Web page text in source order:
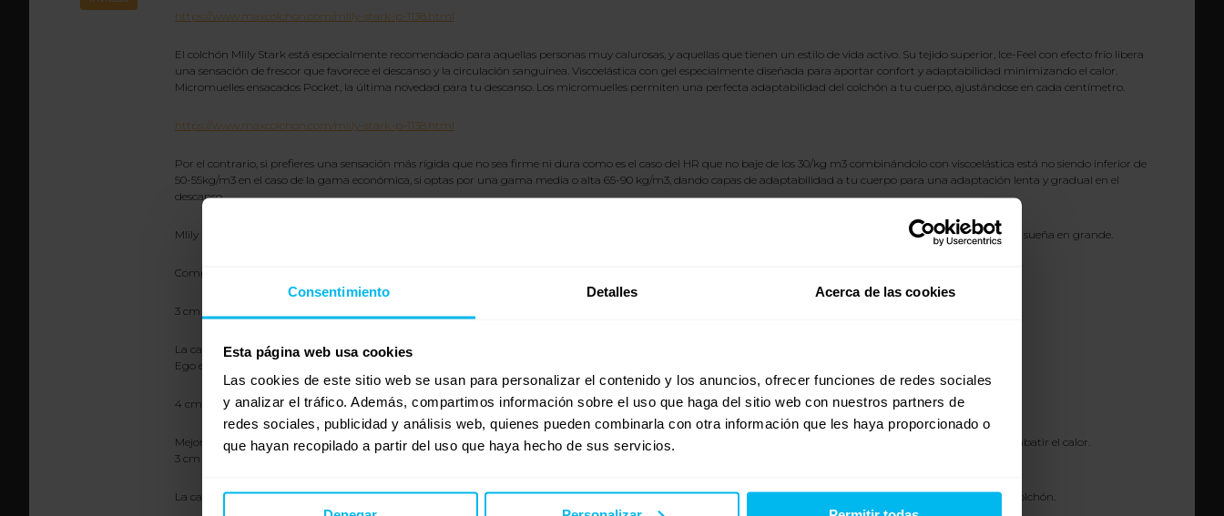
Consentimiento Detalles Acerca de las cookies
Esta página web usa cookies
Las cookies de este sitio web se usan para personalizar el contenido y los anuncios, ofrecer funciones de redes sociales
y analizar el tráfico. Además, compartimos información sobre el uso que haga del sitio web con nuestros partners de
redes sociales, publicidad y análisis web, quienes pueden combinarla con otra información que les haya proporcionado o
que hayan recopilado a partir del uso que haya hecho de sus servicios.
https://www.maxcolchon.com/mlily-stark-p-1138.html
El colchón Mlily Stark está especialmente recomendado para aquellas personas muy calurosas, y aquellas que tienen un estilo de vida activo. Su tejido superior, Ice-Feel con efecto frío libera
una sensación de frescor que favorece el descanso y la circulación sanguínea. Viscoelástica con gel especialmente diseñada para aportar confort y adaptabilidad minimizando el calor.
Micromuelles ensacados Pocket, la última novedad para tu descanso. Los micromuelles permiten una perfecta adaptabilidad del colchón a tu cuerpo, ajustándose en cada centímetro.
https://www.maxcolchon.com/mlily-stark-p-1138.html
Por el contrario, si prefieres una sensación más rígida que no sea firme ni dura como es el caso del HR que no baje de los 30/kg m3 combinándolo con viscoelástica está no siendo inferior de
50-55kg/m3 en el caso de la gama económica, si optas por una gama media o alta 65-90 kg/m3, dando capas de adaptabilidad a tu cuerpo para una adaptación lenta y gradual en el
descanso.
Mlily Ego es un colchón creado para que disfrutes de tu descanso cada noche. Siente el frescor con el tejido superior Ice-Feel mientras duermes. Elimina tus calores y sueña en grande.
Compuesto por:
3 cm de Viscogel 40 kg/m3:
La capa de Viscogel del colchón mejora la adaptabilidad al cuerpo en el descanso. En Mlily
Ego el durmiente tendrá una sensación de fresco y transpirabilidad. Las partículas de gel ayudan a eliminar la retención del calor.
4 cm de Viscoelástica 40 kg/m3:
Mejora la sensación de frescor en tu descanso. El tejido viscoelástico garantiza una buena acogida al cuerpo al mismo tiempo que transpira el sudor. Ideal para combatir el calor.
3 cm de HR 32 kg/m3:
La capa de material HR aporta a Mlily Ego rigidez y estabilidad al descanso. Garantiza la firmeza del colchón y aporta una mejor adaptabilidad del durmiente al colchón.